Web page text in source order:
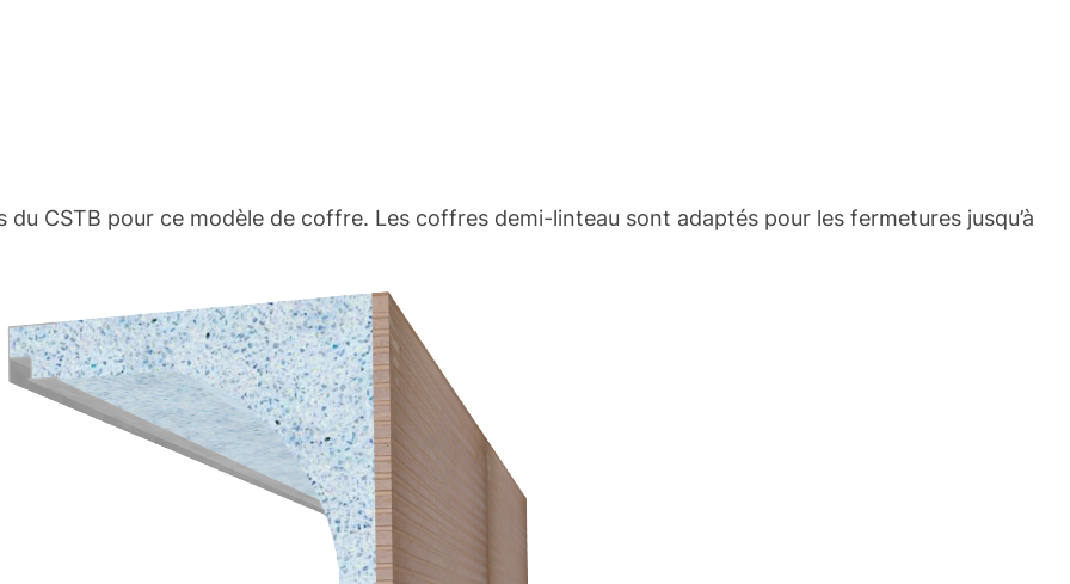
CSTB pour ce modèle de coffre. Les coffres demi-linteau sont adaptés pour les fermetures jusqu’à